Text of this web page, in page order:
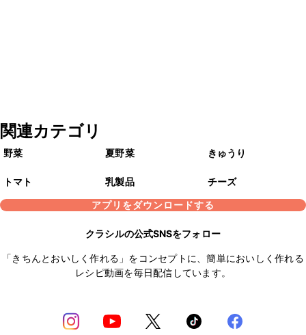
関連カテゴリ
野菜 夏野菜 きゅうり
トマト 乳製品
チーズ
アプリをダウンロードする
クラシルの公式SNSをフォロー
「きちんとおいしく作れる」をコンセプトに、簡単においしく作れる
レシピ動画を毎日配信しています。